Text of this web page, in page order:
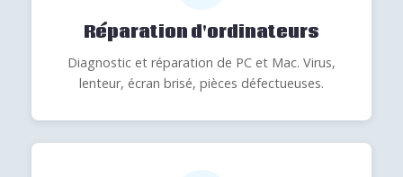
Réparation d'ordinateurs
Diagnostic et réparation de PC et Mac. Virus,
lenteur, écran brisé, pièces défectueuses.